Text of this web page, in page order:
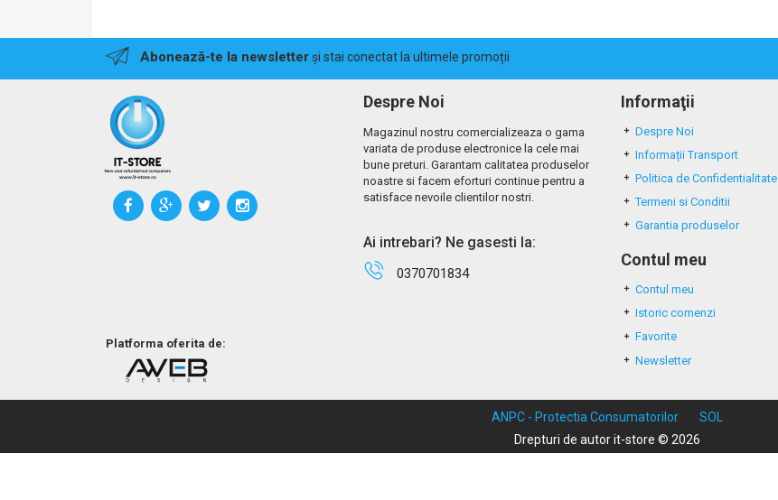
Abonează-te la newsletterși stai conectat la ultimele promoții
Platforma oferita de:
Despre Noi
Magazinul nostru comercializeaza o gama
variata de produse electronice la cele mai
bune preturi. Garantam calitatea produselor
noastre si facem eforturi continue pentru a
satisface nevoile clientilor nostri.
Ai intrebari? Ne gasesti la:
0370701834
Informaţii
Despre Noi
Informații Transport
Politica de Confidentialitate
Termeni si Conditii
Garantia produselor
Contul meu
Contul meu
Istoric comenzi
Favorite
Newsletter
ANPC - Protectia Consumatorilor
SOL
Drepturi de autor it-store © 2026